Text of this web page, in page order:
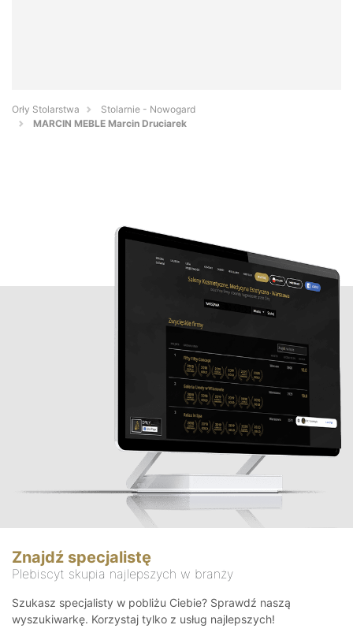
Orły Stolarstwa
Stolarnie - Nowogard
MARCIN MEBLE Marcin Druciarek
Znajdź specjalistę
Plebiscyt skupia najlepszych w branży
Szukasz specjalisty w pobliżu Ciebie? Sprawdź naszą
wyszukiwarkę. Korzystaj tylko z usług najlepszych!